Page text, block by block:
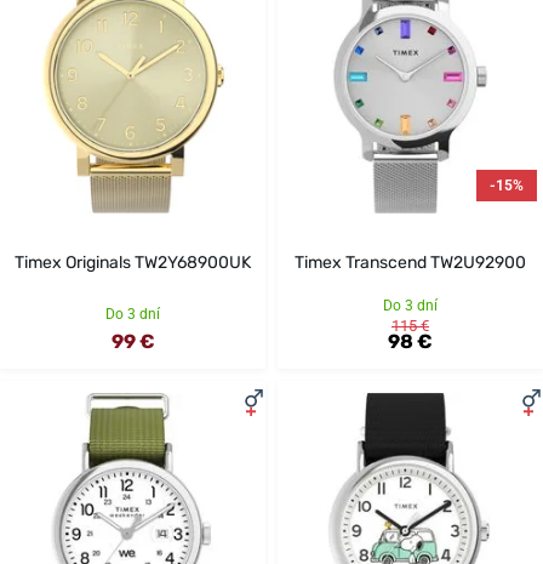
Timex Originals TW2Y68900UK
Do 3 dní
99 €
-15%
Timex Transcend TW2U92900
Do 3 dní
115 €
98 €